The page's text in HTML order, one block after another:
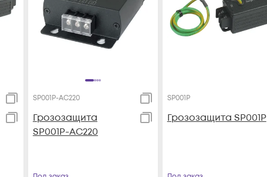
SP001P-AC220
Грозозащита
SP001P-AC220
SP001P
Грозозащита SP001P